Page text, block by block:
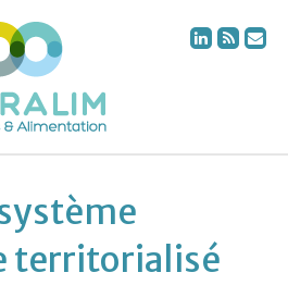
territorialisé